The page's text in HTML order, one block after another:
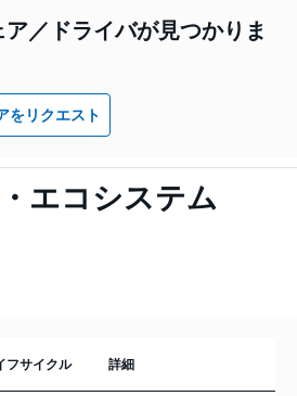
／ドライバが見つかりま
をリクエスト
エコシステム
フサイクル 詳細